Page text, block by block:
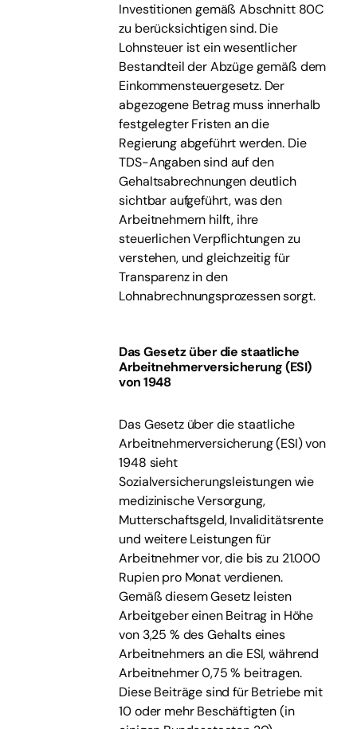
Investitionen gemäß Abschnitt 80C
zu berücksichtigen sind. Die
Lohnsteuer ist ein wesentlicher
Bestandteil der Abzüge gemäß dem
Einkommensteuergesetz. Der
abgezogene Betrag muss innerhalb
festgelegter Fristen an die
Regierung abgeführt werden. Die
TDS-Angaben sind auf den
Gehaltsabrechnungen deutlich
sichtbar aufgeführt, was den
Arbeitnehmern hilft, ihre
steuerlichen Verpflichtungen zu
verstehen, und gleichzeitig für
Transparenz in den
Lohnabrechnungsprozessen sorgt.
Das Gesetz über die staatliche
Arbeitnehmerversicherung (ESI)
von 1948
Das Gesetz über die staatliche
Arbeitnehmerversicherung (ESI) von
1948 sieht
Sozialversicherungsleistungen wie
medizinische Versorgung,
Mutterschaftsgeld, Invaliditätsrente
und weitere Leistungen für
Arbeitnehmer vor, die bis zu 21.000
Rupien pro Monat verdienen.
Gemäß diesem Gesetz leisten
Arbeitgeber einen Beitrag in Höhe
von 3,25 % des Gehalts eines
Arbeitnehmers an die ESI, während
Arbeitnehmer 0,75 % beitragen.
Diese Beiträge sind für Betriebe mit
10 oder mehr Beschäftigten (in